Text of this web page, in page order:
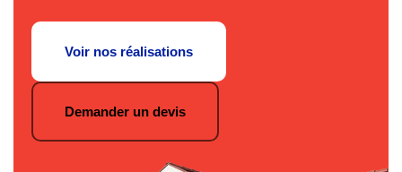
Voir nos réalisations
Demander un devis